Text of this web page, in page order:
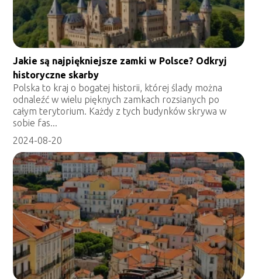
Jakie są najpiękniejsze zamki w Polsce? Odkryj
historyczne skarby
Polska to kraj o bogatej historii, której ślady można
odnaleźć w wielu pięknych zamkach rozsianych po
całym terytorium. Każdy z tych budynków skrywa w
sobie fas...
2024-08-20